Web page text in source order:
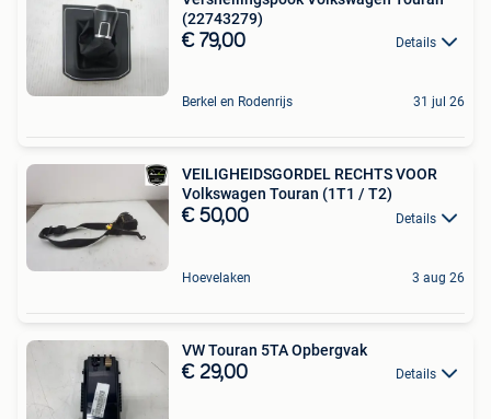
(22743279)
€ 79,00 Details
Berkel en Rodenrijs 31 jul 26
VEILIGHEIDSGORDEL RECHTS VOOR
Volkswagen Touran (1T1 / T2)
€ 50,00 Details
Hoevelaken 3 aug 26
VW Touran 5TA Opbergvak
€ 29,00 Details